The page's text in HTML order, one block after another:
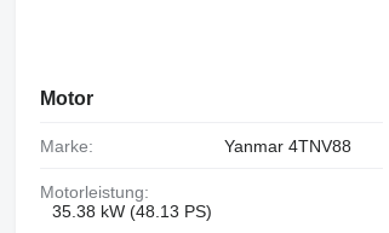
Motor
Marke: Yanmar 4TNV88
Motorleistung:
35.38 kW (48.13 PS)